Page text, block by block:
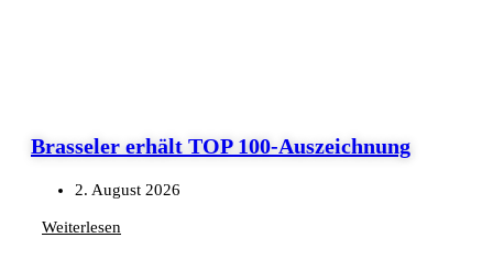
Brasseler erhält TOP 100-Auszeichnung
2. August 2026
Weiterlesen